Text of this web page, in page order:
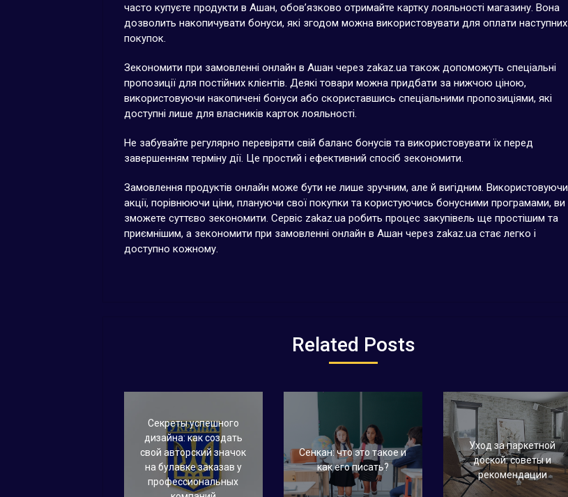
часто купуєте продукти в Ашан, обов’язково отримайте картку лояльності магазину. Вона
дозволить накопичувати бонуси, які згодом можна використовувати для оплати наступних
покупок.
Зекономити при замовленні онлайн в Ашан через zakaz.ua також допоможуть спеціальні
пропозиції для постійних клієнтів. Деякі товари можна придбати за нижчою ціною,
використовуючи накопичені бонуси або скориставшись спеціальними пропозиціями, які
доступні лише для власників карток лояльності.
Не забувайте регулярно перевіряти свій баланс бонусів та використовувати їх перед
завершенням терміну дії. Це простий і ефективний спосіб зекономити.
Замовлення продуктів онлайн може бути не лише зручним, але й вигідним. Використовуючи
акції, порівнюючи ціни, плануючи свої покупки та користуючись бонусними програмами, ви
зможете суттєво зекономити. Сервіс zakaz.ua робить процес закупівель ще простішим та
приємнішим, а зекономити при замовленні онлайн в Ашан через zakaz.ua стає легко і
доступно кожному.
Related Posts
Секреты успешного
дизайна: как создать
свой авторский значок
на булавке заказав у
профессиональных
Сенкан: что это такое и
как его писать?
Уход за паркетной
доской: советы и
рекомендации